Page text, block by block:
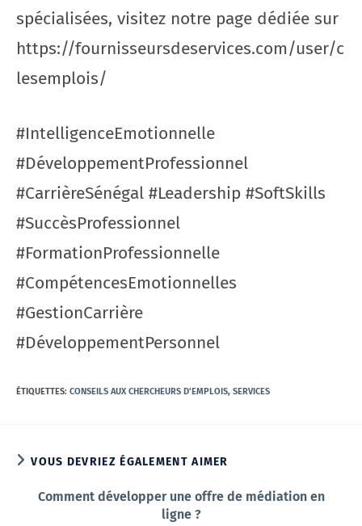
spécialisées, visitez notre page dédiée sur
https://fournisseursdeservices.com/user/c
lesemplois/
#IntelligenceEmotionnelle
#DéveloppementProfessionnel
#CarrièreSénégal #Leadership #SoftSkills
#SuccèsProfessionnel
#FormationProfessionnelle
#CompétencesEmotionnelles
#GestionCarrière
#DéveloppementPersonnel
ÉTIQUETTES: CONSEILS AUX CHERCHEURS D'EMPLOIS, SERVICES
VOUS DEVRIEZ ÉGALEMENT AIMER
Comment développer une offre de médiation en
ligne ?